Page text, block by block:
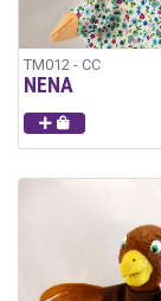
TM012 - CC
NENA